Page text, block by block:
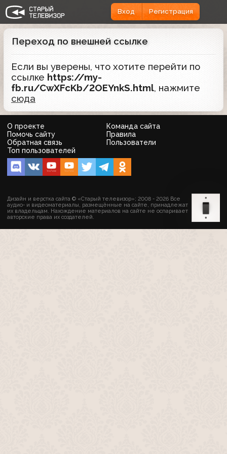
Вход Регистрация
Переход по внешней ссылке
Если вы уверены, что хотите перейти по
ссылке https://my-
fb.ru/CwXFcKb/2OEYnkS.html, нажмите
сюда
О проекте
Команда сайта
Помочь сайту
Правила
Обратная связь
Пользователи
Топ пользователей
Дизайн и верстка сайта © «Старый телевизор»; 2008 - 2026 Все
аудио- и видеоматериалы, размещённые на сайте, принадлежат
их владельцам. Нахождение материалов на сайте не оспаривает
авторские права их создателей.